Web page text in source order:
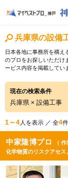
兵庫県の設備
日本各地に事務所を構え
のプロをお探しいただけ
ービス内容を掲載してい
現在の検索条件
兵庫県 × 設備工事
1～4人を表示 ／ 全4件
中家隆博プロ
（
化学物質のリスクアセス